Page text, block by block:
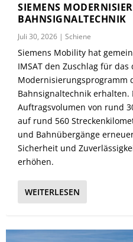
SIEMENS
BAHNSIGNALTECHNIK
Juli 30, 2026 |Schiene
Siemens Mobility hat
IMSAT den Zuschlag für
Modernisierungsprogramm
Bahnsignaltechnik erhalten.
Auftragsvolumen von rund
auf rund 560
und Bahnübergänge
Sicherheit und
erhöhen.
WEITERLESEN